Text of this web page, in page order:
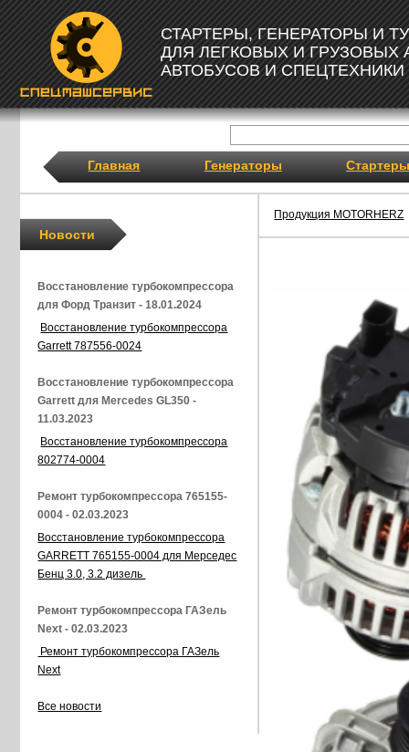
СТАРТЕРЫ, ГЕНЕРАТОРЫ И
ДЛЯ ЛЕГКОВЫХ И ГРУЗОВЫХ
АВТОБУСОВ И СПЕЦТЕХНИКИ
Главная Генераторы Стартеры
Продукция MOTORHERZ
Новости
Восстановление турбокомпрессора
для Форд Транзит - 18.01.2024
Восстановление турбокомпрессора
Garrett 787556-0024
Восстановление турбокомпрессора
Garrett для Mercedes GL350 -
11.03.2023
Восстановление турбокомпрессора
802774-0004
Ремонт турбокомпрессора 765155-
0004 - 02.03.2023
Восстановление турбокомпрессора
GARRETT 765155-0004 для Мерседес
Бенц 3.0, 3.2 дизель
Ремонт турбокомпрессора ГАЗель
Next - 02.03.2023
Ремонт турбокомпрессора ГАЗель
Next
Все новости